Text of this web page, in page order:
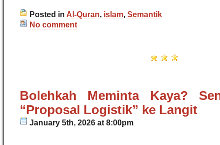
Posted in Al-Quran, islam, Semantik
No comment
Bolehkah Meminta Kaya?
“Proposal Logistik” ke Langit
January 5th, 2026 at 8:00pm